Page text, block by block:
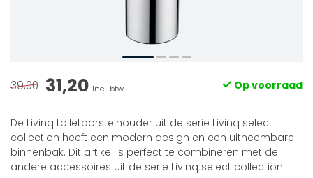
39,00 31,20 Incl. btw Op voorraad
De Livinq toiletborstelhouder uit de serie Livinq select
collection heeft een modern design en een uitneembare
binnenbak. Dit artikel is perfect te combineren met de
andere accessoires uit de serie Livinq select collection.